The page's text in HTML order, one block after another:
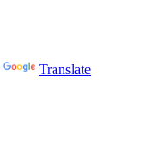
Translate